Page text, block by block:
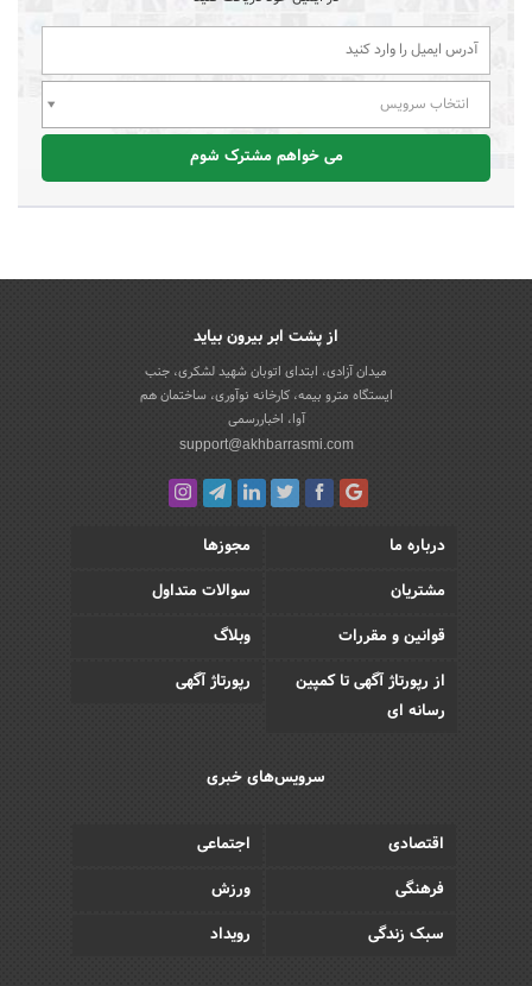
انتخاب سرویس
می خواهم مشترک شوم
از پشت ابر بیرون بیاید
میدان آزادی، ابتدای اتوبان شهید لشکری، جنب
ایستگاه مترو بیمه، کارخانه نوآوری، ساختمان هم
آوا، اخباررسمی
support@akhbarrasmi.com
درباره ما
مجوزها
مشتریان
سوالات متداول
قوانین و مقررات
وبلاگ
از رپورتاژ آگهی تا کمپین
رسانه ای
رپورتاژ آگهی
سرویس‌های خبری
اقتصادی
اجتماعی
فرهنگی
ورزش
سبک زندگی
رویداد